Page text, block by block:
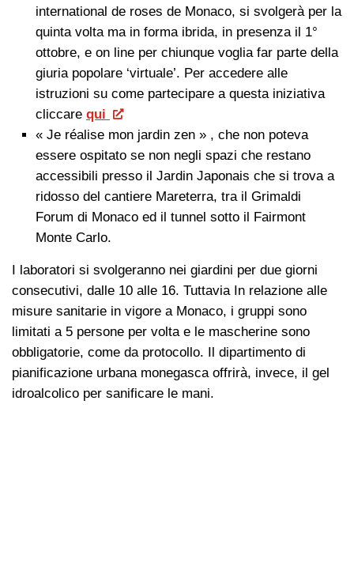
international de roses de Monaco, si svolgerà per la
quinta volta ma in forma ibrida, in presenza il 1°
ottobre, e on line per chiunque voglia far parte della
giuria popolare ‘virtuale’. Per accedere alle
istruzioni su come partecipare a questa iniziativa
cliccare qui
« Je réalise mon jardin zen » , che non poteva
essere ospitato se non negli spazi che restano
accessibili presso il Jardin Japonais che si trova a
ridosso del cantiere Mareterra, tra il Grimaldi
Forum di Monaco ed il tunnel sotto il Fairmont
Monte Carlo.
I laboratori si svolgeranno nei giardini per due giorni
consecutivi, dalle 10 alle 16. Tuttavia In relazione alle
misure sanitarie in vigore a Monaco, i gruppi sono
limitati a 5 persone per volta e le mascherine sono
obbligatorie, come da protocollo. Il dipartimento di
pianificazione urbana monegasca offrirà, invece, il gel
idroalcolico per sanificare le mani.